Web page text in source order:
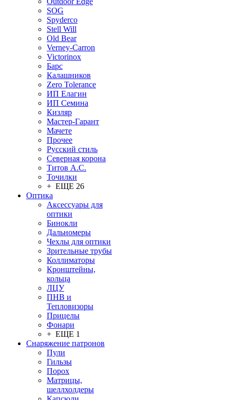
SOG
Spyderco
Stell Will
Old Bear
Verney-Carron
Victorinox
Барс
Калашников
Zero Tolerance
ИП Елагин
ИП Семина
Кизляр
Мастер-Гарант
Мачете
Прочее
Русский стиль
Северная корона
Титов А.С.
Точилки
+ ЕЩЕ 26
Оптика
Аксессуары для
оптики
Бинокли
Дальномеры
Чехлы для оптики
Зрительные трубы
Коллиматоры
Кронштейны,
кольца
ЛЦУ
ПНВ и
Тепловизоры
Прицелы
Фонари
+ ЕЩЕ 1
Снаряжение патронов
Пули
Гильзы
Порох
Матрицы,
шеллхолдеры